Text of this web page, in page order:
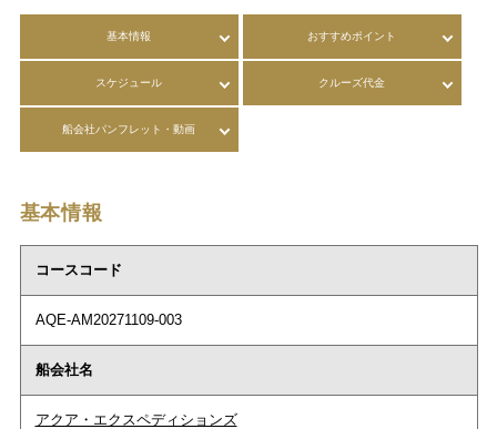
基本情報 おすすめポイント
スケジュール クルーズ代金
船会社パンフレット・動画
基本情報
コースコード
AQE-AM20271109-003
船会社名
アクア・エクスペディションズ